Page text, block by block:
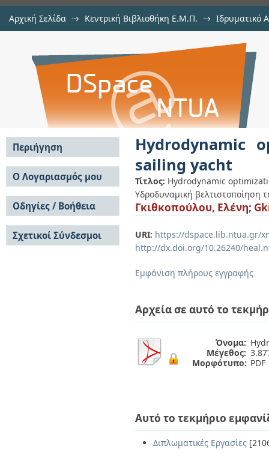
Αρχική Σελίδα → Κεντρική Βιβλιοθήκη Ε.Μ.Π. → Ιδρυματικό
Hydrodynamic optimization of
Hydrodynamic
sailing yacht
Τίτλος: Hydrodynamic
Υδροδυναμική βελτιστοποίηση
Γκιθκοπούλου, Ελένη;
URI: https://dspace.lib.ntua.gr/
http://dx.doi.org/10.26240/
Εμφάνιση πλήρους εγγραφής
Αρχεία σε αυτό το
Όνομα:
Μέγεθος:
Μορφότυπο: PDF
Αυτό το τεκμήριο
Διπλωματικές Εργασίες
Περιήγηση
Σε όλο το DSpace
Κοινότητες & Συλλογές
Ανά Ημερομηνία
Έκδοσης
Συγγραφείς
Τίτλοι
Θέματα
Ο Λογαριασμός μου
Σύνδεση
Εγγραφή
Οδηγίες / Βοήθεια
Οδηγίες Υποβολής
Οδηγίες Χρήσης ΙΑ
Συχνές Ερωτήσεις
Σχετικοί Σύνδεσμοι